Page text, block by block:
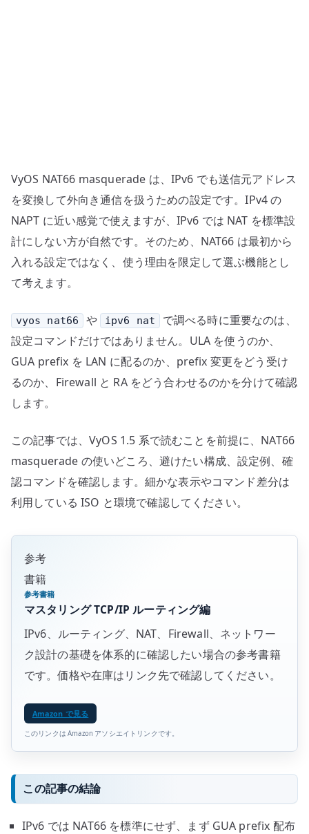
VyOS NAT66 masquerade は、IPv6 でも送信元アドレス
を変換して外向き通信を扱うための設定です。IPv4 の
NAPT に近い感覚で使えますが、IPv6 では NAT を標準設
計にしない方が自然です。そのため、NAT66 は最初から
入れる設定ではなく、使う理由を限定して選ぶ機能とし
て考えます。
vyos nat66 や ipv6 nat
で調べる時に重要なのは、
設定コマンドだけではありません。ULA を使うのか、
GUA prefix を LAN に配るのか、prefix 変更をどう受け
るのか、Firewall と RA をどう合わせるのかを分けて確認
します。
この記事では、VyOS 1.5 系で読むことを前提に、NAT66
masquerade の使いどころ、避けたい構成、設定例、確
認コマンドを確認します。細かな表示やコマンド差分は
利用している ISO と環境で確認してください。
参考
書籍
参考書籍
マスタリング TCP/IP ルーティング編
IPv6、ルーティング、NAT、Firewall、ネットワー
ク設計の基礎を体系的に確認したい場合の参考書籍
です。価格や在庫はリンク先で確認してください。
Amazon で見る
このリンクは Amazon アソシエイトリンクです。
この記事の結論
IPv6 では NAT66 を標準にせず、まず GUA prefix 配布